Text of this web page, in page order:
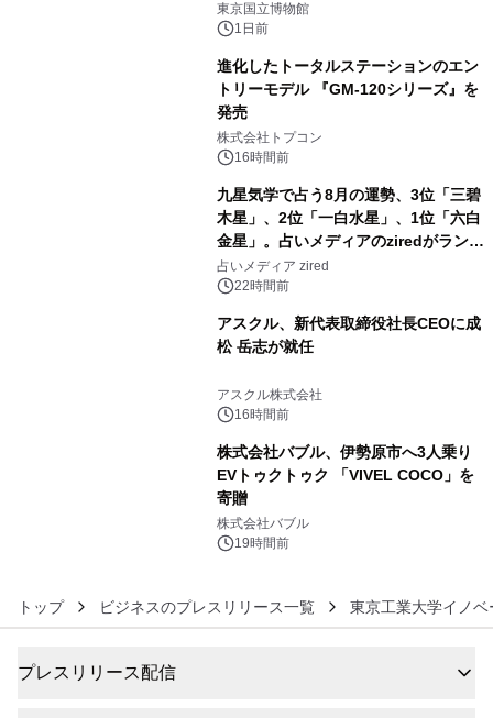
東京国立博物館
1日前
進化したトータルステーションのエン
トリーモデル 『GM-120シリーズ』を
発売
株式会社トプコン
16時間前
九星気学で占う8月の運勢、3位「三碧
木星」、2位「一白水星」、1位「六白
金星」。占いメディアのziredがランキ
ングを発表
占いメディア zired
22時間前
アスクル、新代表取締役社長CEOに成
松 岳志が就任
アスクル株式会社
16時間前
株式会社バブル、伊勢原市へ3人乗り
EVトゥクトゥク 「VIVEL COCO」を
寄贈
株式会社バブル
19時間前
トップ ビジネスのプレスリリース一覧 東京工業大学イノ
プレスリリース配信